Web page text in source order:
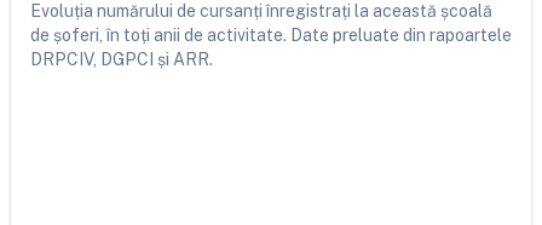
Evoluția numărului de cursanți înregistrați la această școală
de șoferi, în toți anii de activitate. Date preluate din rapoartele
DRPCIV, DGPCI și ARR.